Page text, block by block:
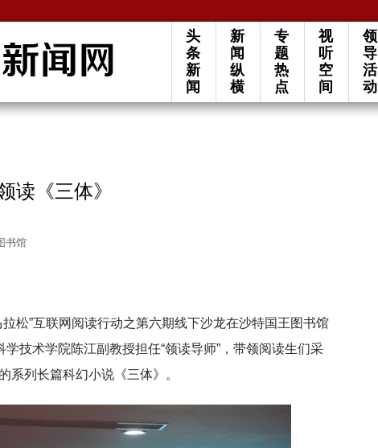
头
条
新
闻
新
闻
纵
横
专
题
热
点
视
听
空
间
领
导
活
动
读《三体》
书馆
松”互联网阅读行动之第六期线下沙龙在沙特国王图书馆
技术学院陈江副教授担任“领读导师”，带领阅读生们采
系列长篇科幻小说《三体》。